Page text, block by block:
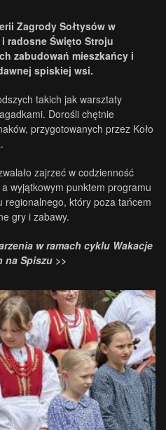
Zagrody Sołtysów w
radosne Święto Stroju
zabudowań mieszkańcy i
spiskiej wsi.
takich jak warsztaty
Dorośli chętnie
przygotowanych przez Koło
zajrzeć w codzienność
wyjątkowym punktem programu
regionalnego, który poza tańcem
gry i zabawy.
w ramach cyklu Wakacje
na Spiszu >>